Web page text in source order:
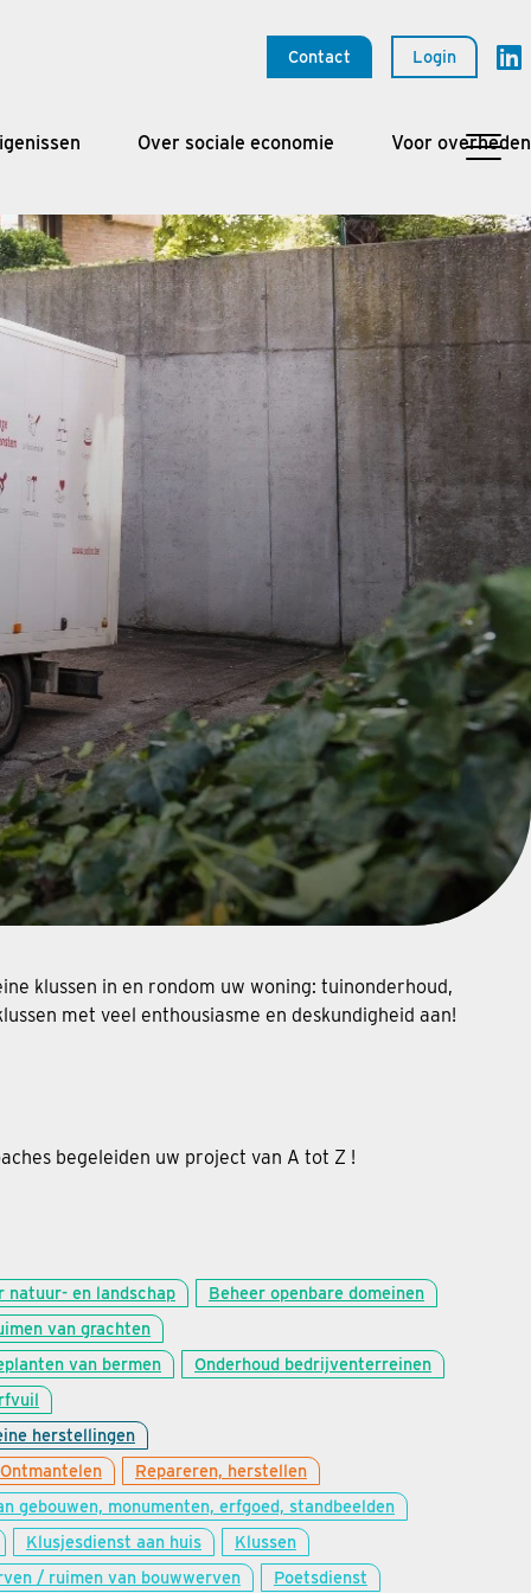
Contact Login
Over sociale economie Voor overheden
klussen in en rondom uw woning: tuinonderhoud,
met veel enthousiasme en deskundigheid aan!
begeleiden uw project van A tot Z !
natuur- en landschap
Beheer openbare domeinen
van grachten
van bermen
Onderhoud bedrijventerreinen
herstellingen
Ontmantelen
Repareren, herstellen
gebouwen, monumenten, erfgoed, standbeelden
Klusjesdienst aan huis
Klussen
/ ruimen van bouwwerven
Poetsdienst